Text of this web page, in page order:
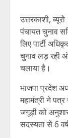
उत्तरकाशी,
पंचायत चुनाव
लिए पार्टी
चुनाव लड़ रही
चलाया है।
भाजपा प्रदेश
महामंत्री ने
जगूड़ी को
सदस्यता से 6